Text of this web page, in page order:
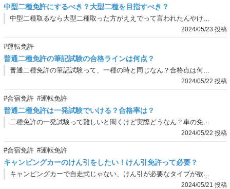
中型二種免許にするべき？大型二種を目指すべき？
中型二種取るなら大型二種取った方がええでって言われたんやけど、実際どうなん？
2024/05/23 投稿
#運転免許
普通二種免許の筆記試験の合格ラインは何点？
普通二種免許の筆記試験って、一種の時と同じなん？合格点は何点なん？
2024/05/22 投稿
#合宿免許 #運転免許
普通二種免許は一発試験でいける？合格率は？
二種免許の一発試験って難しいと聞くけど実際どうなん？車の免許の時とあんま変わらへん気がすんねんけど、合格率がどれ位なんか知りたいわ。
2024/05/22 投稿
#合宿免許 #運転免許
キャンピングカーのけん引をしたい！けん引免許って必要？
キャンピングカーで自走式じゃない、けん引が必要なタイプが欲しいねんけど…、これってけん引免許必要なん？
2024/05/21 投稿